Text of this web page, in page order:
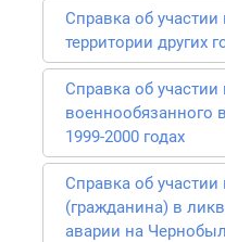
Справка об
территории других
Справка об
военнообязанного
1999-2000 годах
Справка об
(гражданина) в
аварии на